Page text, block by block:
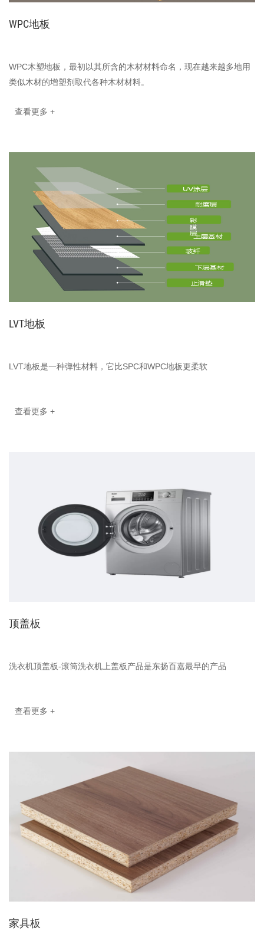
WPC地板
WPC木塑地板，最初以其所含的木材材料命名，现在越来越多地用
类似木材的增塑剂取代各种木材材料。
查看更多 +
LVT地板
LVT地板是一种弹性材料，它比SPC和WPC地板更柔软
查看更多 +
顶盖板
洗衣机顶盖板-滚筒洗衣机上盖板产品是东扬百嘉最早的产品
查看更多 +
家具板